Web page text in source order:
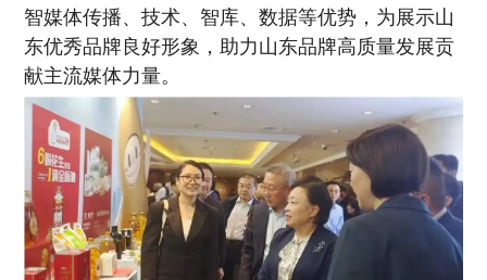
智媒体传播、技术、智库、数据等优势，为展示山
东优秀品牌良好形象，助力山东品牌高质量发展贡
献主流媒体力量。